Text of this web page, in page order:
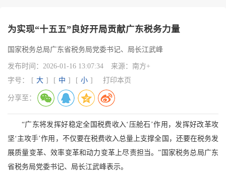
为实现“十五五”良好开局贡献广东税务力量
国家税务总局广东省税务局党委书记、局长江武峰
发布时间： 2026-01-16 13:07:34 来源： 南方+
字号：
[ 大 ] [ 中 ] [ 小 ] 打印本页
分享至：
“广东将发挥好稳定全国税费收入‘压舱石’作用，发挥好改革攻
坚‘主攻手’作用，不仅要在税费收入总量上支撑全国，还要在税务发
展质量变革、效率变革和动力变革上尽责担当。”国家税务总局广东
省税务局党委书记、局长江武峰表示。